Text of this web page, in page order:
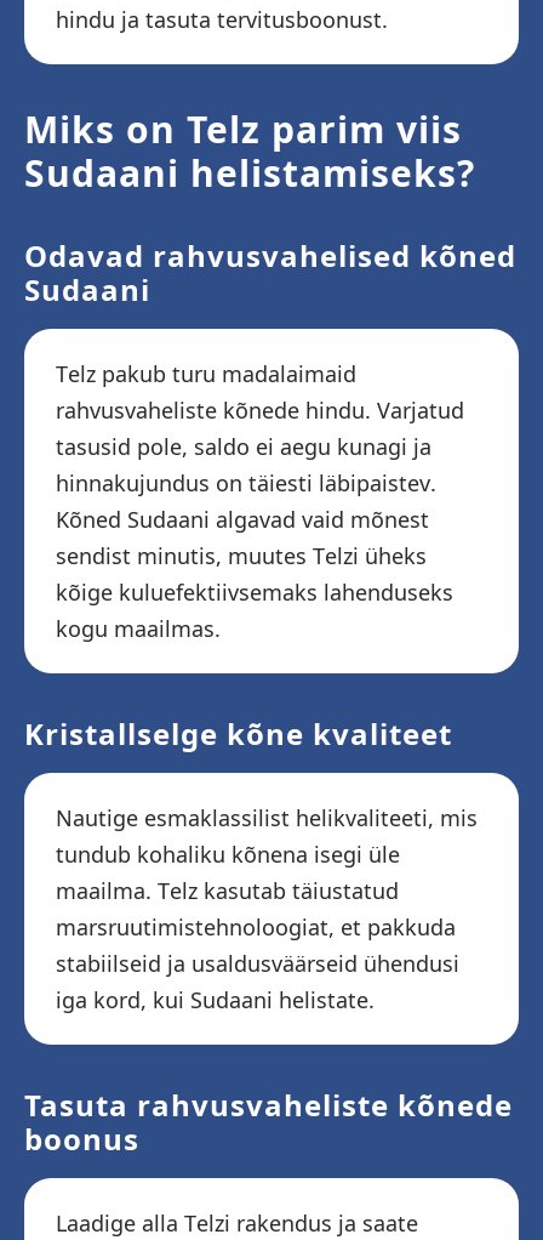
hindu ja tasuta tervitusboonust.
Miks on Telz parim viis
Sudaani helistamiseks?
Odavad rahvusvahelised kõned
Sudaani
Telz pakub turu madalaimaid
rahvusvaheliste kõnede hindu. Varjatud
tasusid pole, saldo ei aegu kunagi ja
hinnakujundus on täiesti läbipaistev.
Kõned Sudaani algavad vaid mõnest
sendist minutis, muutes Telzi üheks
kõige kuluefektiivsemaks lahenduseks
kogu maailmas.
Kristallselge kõne kvaliteet
Nautige esmaklassilist helikvaliteeti, mis
tundub kohaliku kõnena isegi üle
maailma. Telz kasutab täiustatud
marsruutimistehnoloogiat, et pakkuda
stabiilseid ja usaldusväärseid ühendusi
iga kord, kui Sudaani helistate.
Tasuta rahvusvaheliste kõnede
boonus
Laadige alla Telzi rakendus ja saate